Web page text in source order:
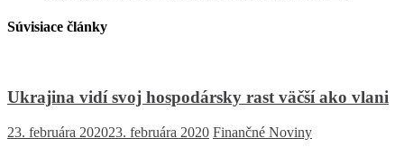
Súvisiace články
Ukrajina vidí svoj hospodársky rast väčší ako vlani
23. februára 202023. februára 2020 Finančné Noviny